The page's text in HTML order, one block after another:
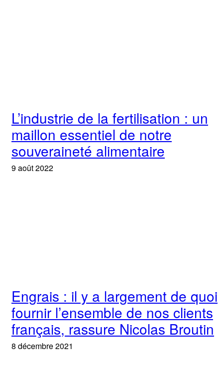
L’industrie de la fertilisation : un
maillon essentiel de notre
souveraineté alimentaire
9 août 2022
Engrais : il y a largement de quoi
fournir l’ensemble de nos clients
français, rassure Nicolas Broutin
8 décembre 2021